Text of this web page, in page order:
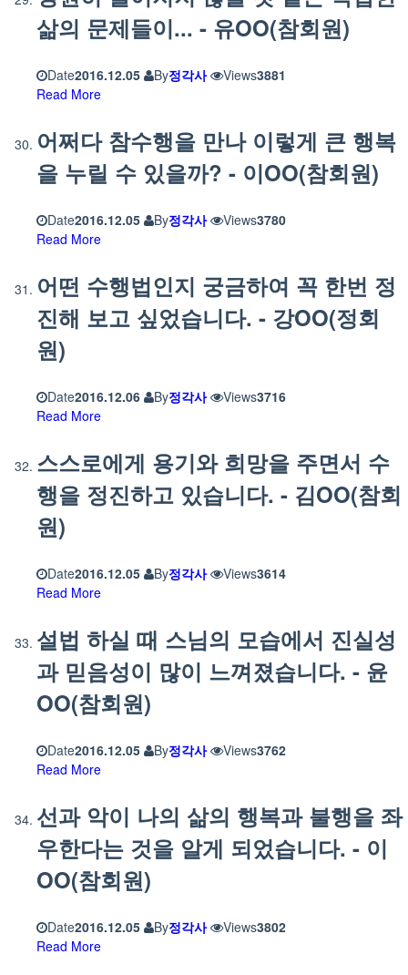
삶의 문제들이... - 유OO(참회원)
Date2016.12.05 By정각사 Views3881
Read More
어쩌다 참수행을 만나 이렇게 큰 행복
을 누릴 수 있을까? - 이OO(참회원)
Date2016.12.05 By정각사 Views3780
Read More
어떤 수행법인지 궁금하여 꼭 한번 정
진해 보고 싶었습니다. - 강OO(정회
원)
Date2016.12.06 By정각사 Views3716
Read More
스스로에게 용기와 희망을 주면서 수
행을 정진하고 있습니다. - 김OO(참회
원)
Date2016.12.05 By정각사 Views3614
Read More
설법 하실 때 스님의 모습에서 진실성
과 믿음성이 많이 느껴졌습니다. - 윤
OO(참회원)
Date2016.12.05 By정각사 Views3762
Read More
선과 악이 나의 삶의 행복과 불행을 좌
우한다는 것을 알게 되었습니다. - 이
OO(참회원)
Date2016.12.05 By정각사 Views3802
Read More